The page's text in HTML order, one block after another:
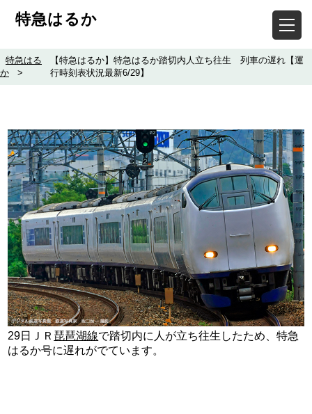
特急はるか
特急はる
か
>
【特急はるか】特急はるか踏切内人立ち往生 列車の遅れ【運
行時刻表状況最新6/29】
29日ＪＲ 琵琶湖線で踏切内に人が立ち往生したため、特急
はるか号に遅れがでています。